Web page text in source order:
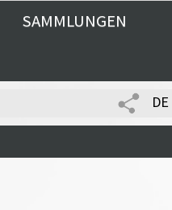
SAMMLUNGEN
DE